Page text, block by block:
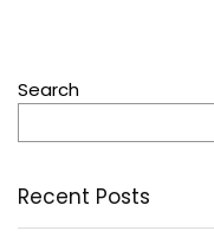
Search
Recent Posts